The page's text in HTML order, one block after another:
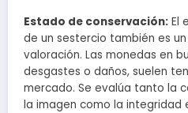
Estado de conservación: El
de un sestercio también es
valoración. Las monedas en
desgastes o daños, suelen
mercado. Se evalúa tanto la
la imagen como la integridad